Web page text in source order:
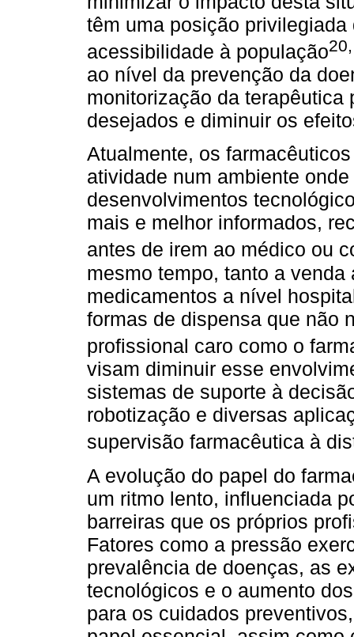
têm uma posição
acessibilidade à população20
ao nível da prevenção da
monitorização da
desejados e diminuir os
Atualmente, os
atividade num ambiente
desenvolvimentos
mais e melhor informados,
antes de irem ao médico ou
mesmo tempo, tanto a
medicamentos a nível
formas de dispensa que não
profissional caro como o
visam diminuir esse
sistemas de suporte à
robotização e diversas
supervisão farmacêutica à
A evolução do papel do
um ritmo lento, influenciada
barreiras que os próprios
Fatores como a pressão
prevalência de doenças, as
tecnológicos e o aumento
para os cuidados